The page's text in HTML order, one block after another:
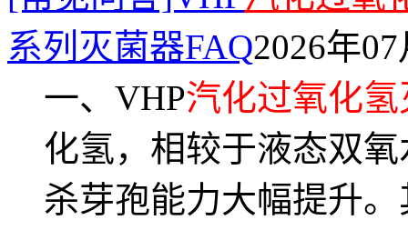
系列灭菌器FAQ2026年
一、VHP汽化过氧化氢
化氢，相较于液态双
杀芽孢能力大幅提升